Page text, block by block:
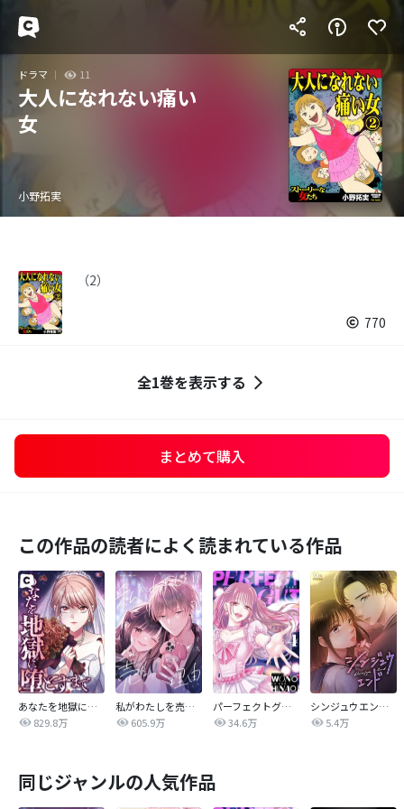
ドラマ 11
大人になれない痛い
女
小野拓実
（2）
770
全1巻を表示する
まとめて購入
この作品の読者によく読まれている作品
あなたを地獄に堕とすまで
829.8万
私がわたしを売る理由
605.9万
パーフェクトグリッター
34.6万
シンジュウエンド【タテヨミ】
5.4万
同じジャンルの人気作品